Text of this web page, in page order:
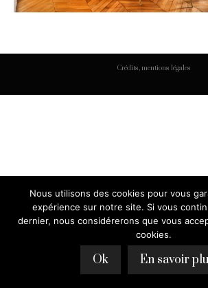
Crédits, mentions légales
Nous utilisons des cookies pour vous
expérience sur notre site. Si vous
dernier, nous considérerons que vous
cookies.
Ok En savoir